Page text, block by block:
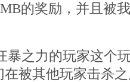
的奖励，并且被
暴之力的玩家这个
被其他玩家击杀